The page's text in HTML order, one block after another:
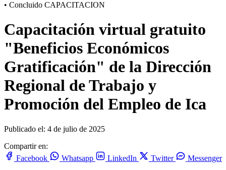
• Concluido CAPACITACION
Capacitación virtual gratuito
"Beneficios Económicos
Gratificación" de la Dirección
Regional de Trabajo y
Promoción del Empleo de Ica
Publicado el: 4 de julio de 2025
Compartir en:
Facebook
Whatsapp LinkedIn Twitter
Messenger